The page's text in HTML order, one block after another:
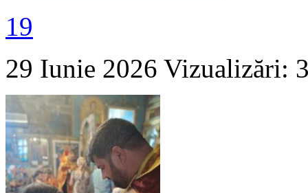
19
29 Iunie 2026 Vizualizări: